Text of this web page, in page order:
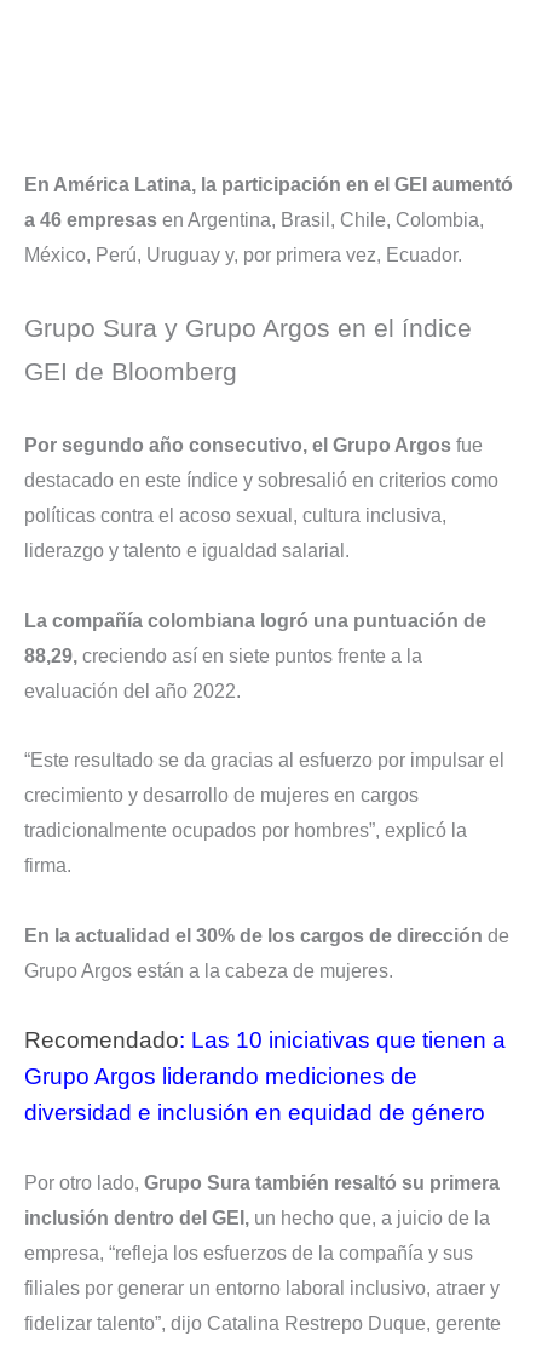
En América Latina, la participación en el GEI aumentó
a 46 empresas en Argentina, Brasil, Chile, Colombia,
México, Perú, Uruguay y, por primera vez, Ecuador.
Grupo Sura y Grupo Argos en el índice
GEI de Bloomberg
Por segundo año consecutivo, el Grupo Argos fue
destacado en este índice y sobresalió en criterios como
políticas contra el acoso sexual, cultura inclusiva,
liderazgo y talento e igualdad salarial.
La compañía colombiana logró una puntuación de
88,29, creciendo así en siete puntos frente a la
evaluación del año 2022.
“Este resultado se da gracias al esfuerzo por impulsar el
crecimiento y desarrollo de mujeres en cargos
tradicionalmente ocupados por hombres”, explicó la
firma.
En la actualidad el 30% de los cargos de dirección de
Grupo Argos están a la cabeza de mujeres.
Recomendado: Las 10 iniciativas que tienen a
Grupo Argos liderando mediciones de
diversidad e inclusión en equidad de género
Por otro lado, Grupo Sura también resaltó su primera
inclusión dentro del GEI, un hecho que, a juicio de la
empresa, “refleja los esfuerzos de la compañía y sus
filiales por generar un entorno laboral inclusivo, atraer y
fidelizar talento”, dijo Catalina Restrepo Duque, gerente